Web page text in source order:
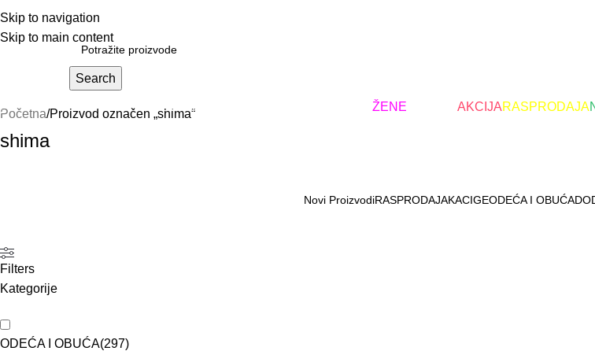
Skip to navigation
Skip to main content
Search
KACIGE ODEĆA I OBUĆA ŽENE AKCIJARASPRODAJA
Početna Proizvod označen „shima“
shima
Novi ProizvodiRASPRODAJAKACIGEODEĆA I OBUĆA
Filters
Kategorije
ODEĆA I OBUĆA(297)